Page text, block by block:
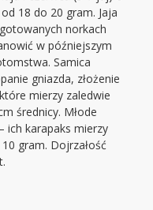
18 do 20 gram. Jaja
norkach
w późniejszym
Samica
gniazda, złożenie
mierzy zaledwie
średnicy. Młode
ich karapaks mierzy
gram. Dojrzałość